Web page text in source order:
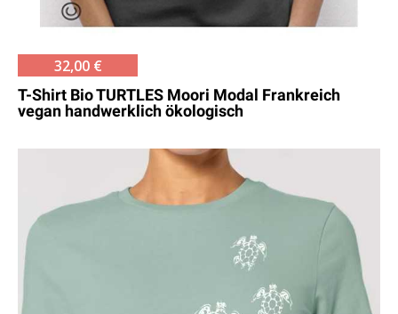
32,00 €
T-Shirt Bio TURTLES Moori Modal Frankreich
vegan handwerklich ökologisch